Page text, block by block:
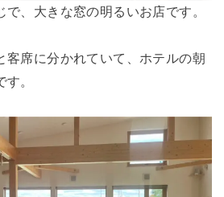
、大きな窓の明るいお店です。
客席に分かれていて、ホテルの朝
。